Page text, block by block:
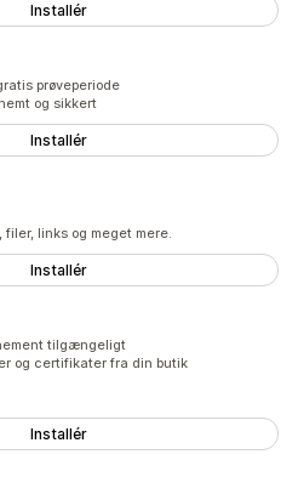
Installér
prøveperiode
og sikkert
Installér
links og meget mere.
Installér
tilgængeligt
og certifikater fra din butik
Installér